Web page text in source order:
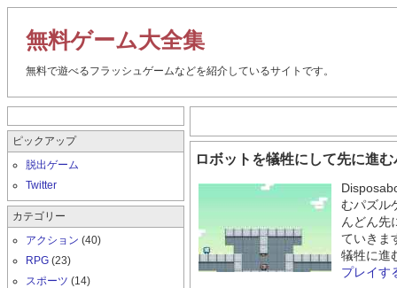
無料ゲーム大全集
無料で遊べるフラッシュゲームなどを紹介しているサイトです。
ロボットを犠牲にして先に進
むパズル
んどん先
ていきま
犠牲に進
プレイす
ピックアップ
脱出ゲーム
Twitter
カテゴリー
アクション (40)
RPG (23)
スポーツ (14)